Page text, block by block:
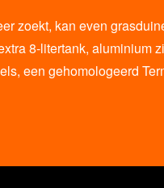
zoekt, kan even
8-litertank, aluminium
een gehomologeerd